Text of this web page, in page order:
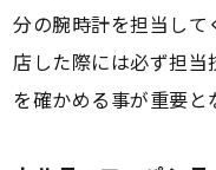
分の腕時計を担当し
店した際には必ず担
を確かめる事が重要と